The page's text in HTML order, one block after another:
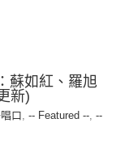
蘇如紅、羅旭
新)
口, -- Featured --, --